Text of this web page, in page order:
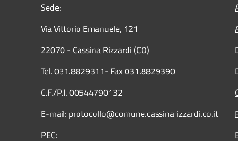
Sede:
Via Vittorio Emanuele, 121
22070 - Cassina Rizzardi (CO)
Tel. 031.8829311- Fax 031.8829390
C.F./P.I. 00544790132
E-mail: protocollo@comune.cassinarizzardi.co.it
PEC: